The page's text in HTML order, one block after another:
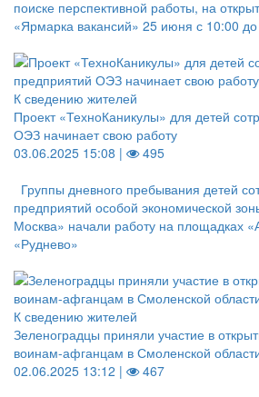
поиске перспективной работы, на
«Ярмарка вакансий» 25 июня с 10:00
К сведению жителей
Проект «ТехноКаникулы» для детей
ОЭЗ начинает свою работу
03.06.2025 15:08 |
495
Группы дневного пребывания детей
предприятий особой экономической
Москва» начали работу на площадках
«Руднево»
К сведению жителей
Зеленоградцы приняли участие в
воинам-афганцам в Смоленской
02.06.2025 13:12 |
467